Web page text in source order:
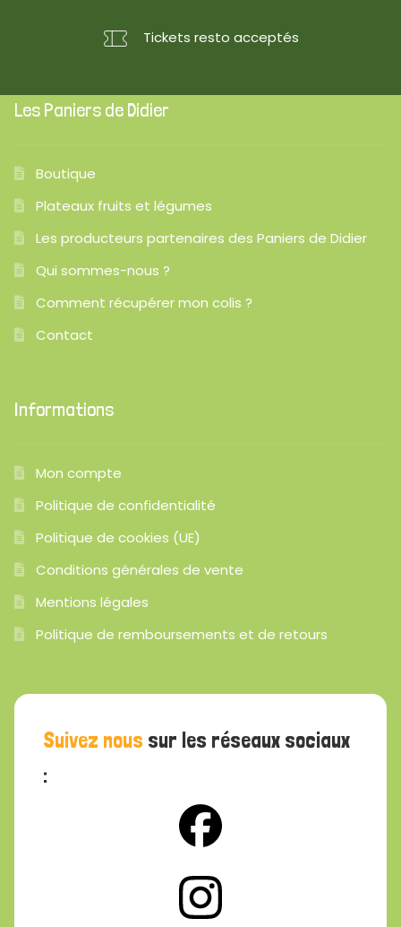
Tickets resto acceptés
Les Paniers de Didier
Boutique
Plateaux fruits et légumes
Les producteurs partenaires des Paniers de Didier
Qui sommes-nous ?
Comment récupérer mon colis ?
Contact
Informations
Mon compte
Politique de confidentialité
Politique de cookies (UE)
Conditions générales de vente
Mentions légales
Politique de remboursements et de retours
Suivez nous sur les réseaux sociaux
: